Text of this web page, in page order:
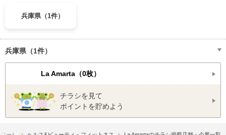
兵庫県（1件）
兵庫県（1件）
La Amarta（0枚）
チラシを見て
ポイントを貯めよう